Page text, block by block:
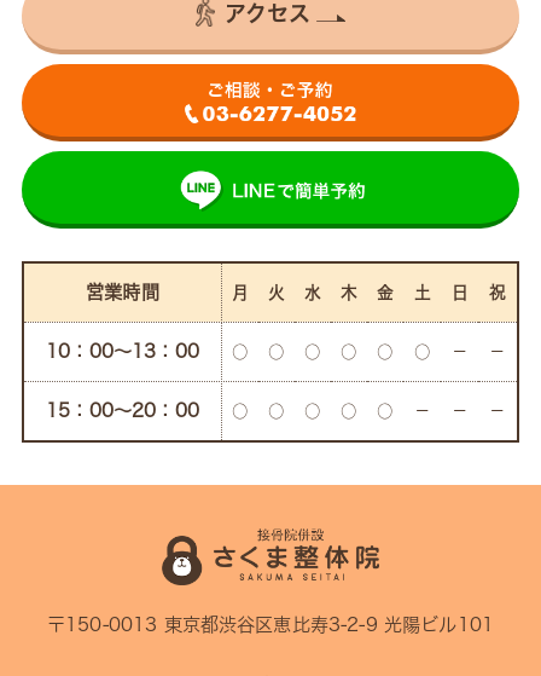
アクセス
営業時間 月 火 水 木 金 土 日 祝
10：00〜13：00 ○ ○ ○ ○ ○ ○ － －
15：00〜20：00 ○ ○ ○ ○ ○ － － －
〒150-0013 東京都渋谷区恵比寿3-2-9 光陽ビル101